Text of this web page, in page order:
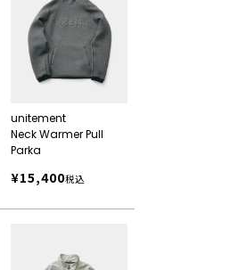
unitement
Neck Warmer Pull
Parka
¥15,400税込